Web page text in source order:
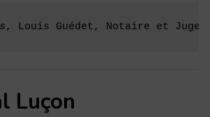
, Louis Guédet, Notaire et
Luçon